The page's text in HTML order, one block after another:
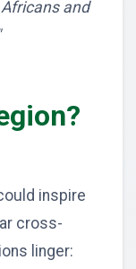
and
inspire
cross-
linger: